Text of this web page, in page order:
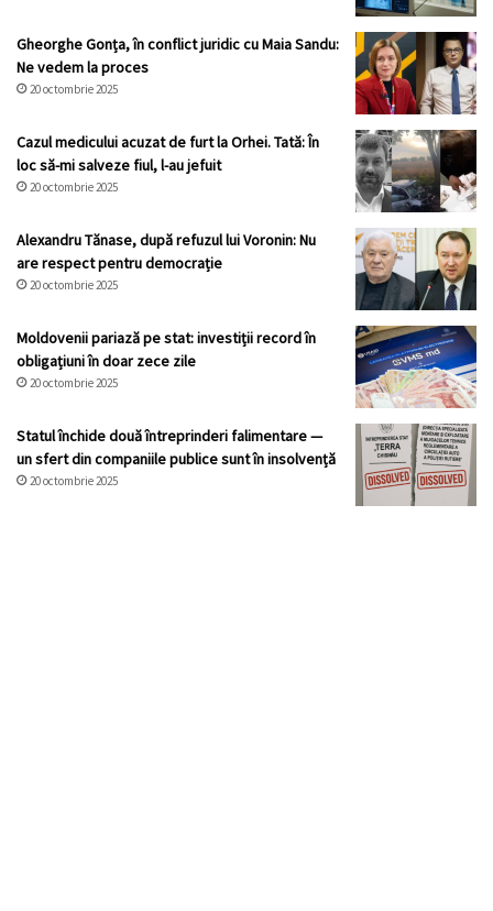
Gheorghe Gonța, în conflict juridic cu Maia Sandu:
Ne vedem la proces
20 octombrie 2025
Cazul medicului acuzat de furt la Orhei. Tată: În
loc să-mi salveze fiul, l-au jefuit
20 octombrie 2025
Alexandru Tănase, după refuzul lui Voronin: Nu
are respect pentru democrație
20 octombrie 2025
Moldovenii pariază pe stat: investiții record în
obligațiuni în doar zece zile
20 octombrie 2025
Statul închide două întreprinderi falimentare —
un sfert din companiile publice sunt în insolvență
20 octombrie 2025